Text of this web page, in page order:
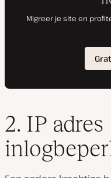
2. IP adres